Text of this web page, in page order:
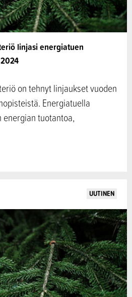
linjasi energiatuen
on tehnyt linjaukset vuoden
Energiatuella
tuotantoa,
UUTINEN